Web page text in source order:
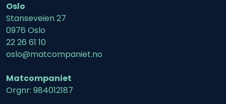
Oslo
Stanseveien 27
0976 Oslo
22 26 61 10
oslo@matcompaniet.no
Matcompaniet
Orgnr: 984012187